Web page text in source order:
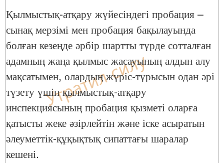
Қылмыстық-атқару жүйесіндегі пробация –
сынақ мерзімі мен пробация бақылауында
болған кезеңде әрбір шартты түрде сотталған
адамның жаңа қылмыс жасауының алдын алу
мақсатымен, олардың жүріс-тұрысын одан әрі
түзету үшін қылмыстық-атқару
инспекциясының пробация қызметі оларға
қатысты жеке әзірлейтін және іске асыратын
әлеуметтік-құқықтық сипаттағы шаралар
кешені.